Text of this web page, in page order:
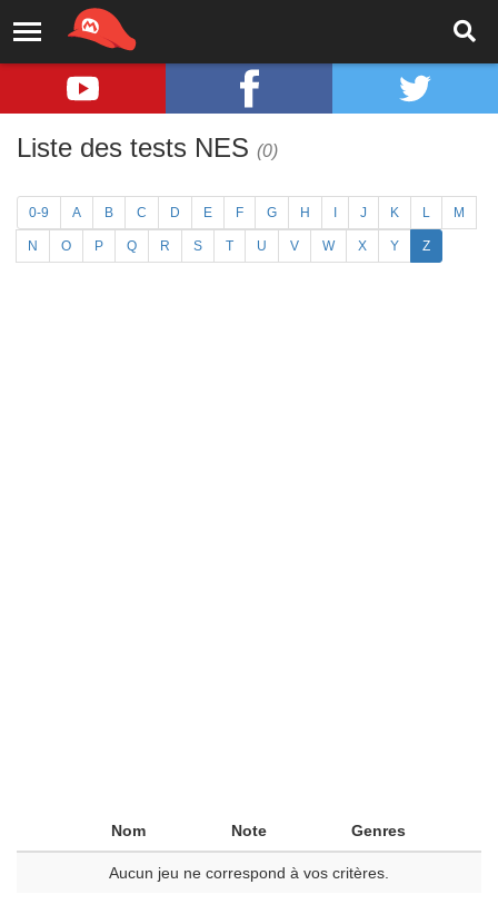
Liste des tests NES (0)
0-9 A B C D E F G H J K L M
N O P Q R S T U V W X Y Z
Nom Note Genres
Aucun jeu ne correspond à vos critères.